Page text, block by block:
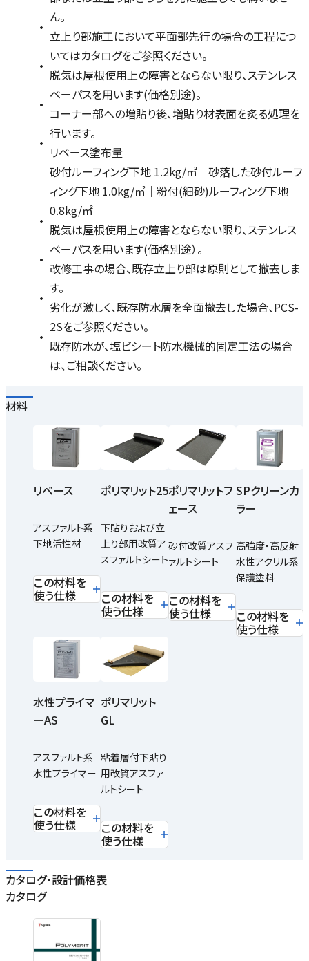
ん。
立上り部施工において平面部先行の場合の工程につ
いてはカタログをご参照ください。
脱気は屋根使用上の障害とならない限り、ステンレス
ベーパスを用います(価格別途)。
コーナー部への増貼り後、増貼り材表面を炙る処理を
行います。
リベース塗布量
砂付ルーフィング下地 1.2kg/㎡｜砂落した砂付ルーフ
ィング下地 1.0kg/㎡｜粉付(細砂)ルーフィング下地
0.8kg/㎡
脱気は屋根使用上の障害とならない限り、ステンレス
ベーパスを用います(価格別途）。
改修工事の場合、既存立上り部は原則として撤去しま
す。
劣化が激しく、既存防水層を全面撤去した場合、PCS-
2Sをご参照ください。
既存防水が、塩ビシート防水機械的固定工法の場合
は、ご相談ください。
材料
リベース
アスファルト系
下地活性材
この材料を
使う仕様
ポリマリット25
下貼りおよび立
上り部用改質ア
スファルトシート
この材料を
使う仕様
ポリマリットフ
ェース
砂付改質アスフ
ァルトシート
この材料を
使う仕様
SPクリーンカ
ラー
高強度・高反射
水性アクリル系
保護塗料
この材料を
使う仕様
水性プライマ
ーAS
アスファルト系
水性プライマー
この材料を
使う仕様
ポリマリット
GL
粘着層付下貼り
用改質アスファ
ルトシート
この材料を
使う仕様
カタログ・設計価格表
カタログ